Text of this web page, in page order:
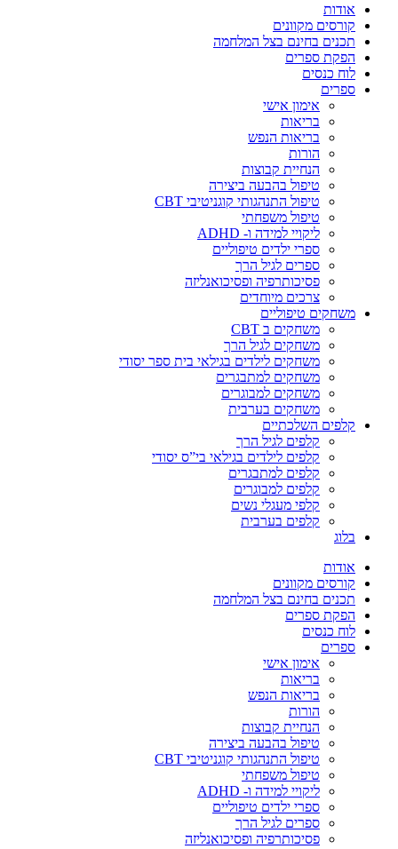
אודות
קורסים מקוונים
תכנים בחינם בצל המלחמה
הפקת ספרים
לוח כנסים
ספרים
אימון אישי
בריאות
בריאות הנפש
הורות
הנחיית קבוצות
טיפול בהבעה ביצירה
טיפול התנהגותי קוגניטיבי CBT
טיפול משפחתי
ליקויי למידה ו- ADHD
ספרי ילדים טיפוליים
ספרים לגיל הרך
פסיכותרפיה ופסיכואנליזה
צרכים מיוחדים
משחקים טיפוליים
משחקים ב CBT
משחקים לגיל הרך
משחקים לילדים בגילאי בית ספר יסודי
משחקים למתבגרים
משחקים למבוגרים
משחקים בערבית
קלפים השלכתיים
קלפים לגיל הרך
קלפים לילדים בגילאי בי”ס יסודי
קלפים למתבגרים
קלפים למבוגרים
קלפי מעגלי נשים
קלפים בערבית
בלוג
אודות
קורסים מקוונים
תכנים בחינם בצל המלחמה
הפקת ספרים
לוח כנסים
ספרים
אימון אישי
בריאות
בריאות הנפש
הורות
הנחיית קבוצות
טיפול בהבעה ביצירה
טיפול התנהגותי קוגניטיבי CBT
טיפול משפחתי
ליקויי למידה ו- ADHD
ספרי ילדים טיפוליים
ספרים לגיל הרך
פסיכותרפיה ופסיכואנליזה